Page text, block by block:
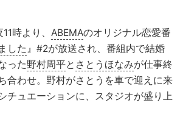
時より、 ABEMAのオリジナル恋愛番
した 』#2が放送され、番組内で結婚
った野村周平と さとうほなみが仕事終
合わせ。野村がさとうを車で迎えに来
チュエーションに、スタジオが盛り上